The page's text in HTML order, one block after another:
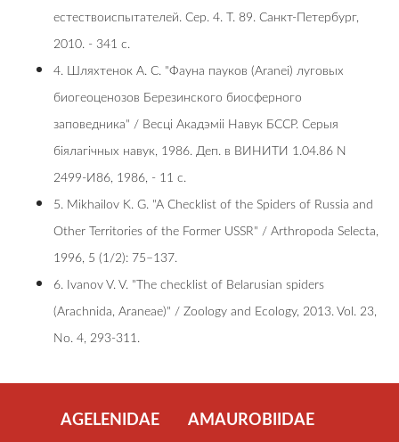
естествоиспытателей. Сер. 4. Т. 89. Санкт-Петербург,
2010. - 341 с.
4. Шляхтенок А. С. "Фayнa пayкoв (Aranei) лyгoвыx
биoгeoцeнoзoв Бepeзинcкoгo биocфepнoгo
зaпoвeдникa" / Весці Акадэміі Навук БССР. Серыя
біялагічных навук, 1986. Деп. в ВИНИТИ 1.04.86 N
2499-И86, 1986, - 11 с.
5. Mikhailov K. G. "A Checklist of the Spiders of Russia and
Other Territories of the Former USSR" / Arthropoda Selecta,
1996, 5 (1/2): 75–137.
6. Ivanov V. V. "The checklist of Belarusian spiders
(Arachnida, Araneae)" / Zoology and Ecology, 2013. Vol. 23,
No. 4, 293-311.
AGELENIDAE
AMAUROBIIDAE